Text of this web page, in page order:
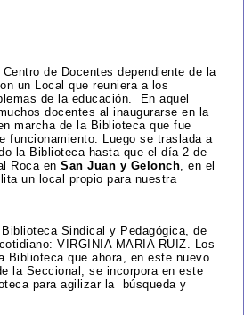
de Docentes dependiente de la
un Local que reuniera a los
de la educación. En aquel
docentes al inaugurarse en la
marcha de la Biblioteca que fue
funcionamiento. Luego se traslada a
la Biblioteca hasta que el día 2 de
Roca en San Juan y Gelonch , en el
un local propio para nuestra
Sindical y Pedagógica, de
VIRGINIA MARIA RUIZ. Los
Biblioteca que ahora, en este nuevo
la Seccional, se incorpora en este
para agilizar la búsqueda y